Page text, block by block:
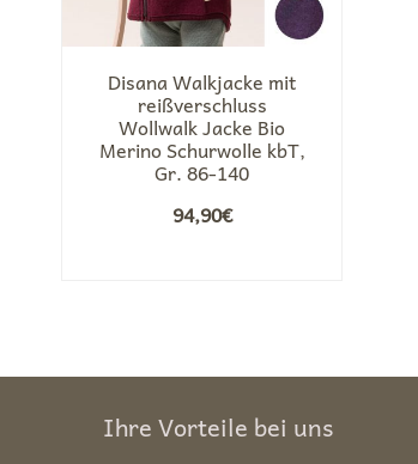
Disana Walkjacke mit
reißverschluss
Wollwalk Jacke Bio
Merino Schurwolle kbT,
Gr. 86-140
94,90€
Ihre Vorteile bei uns